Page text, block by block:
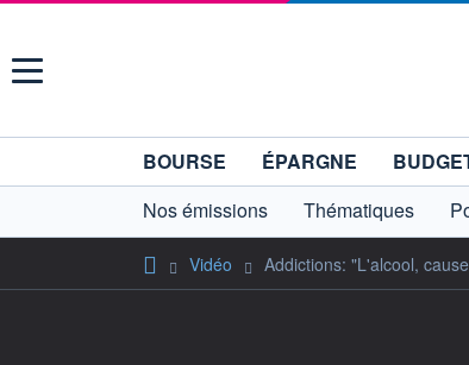
Menu
BOURSE ÉPARGNE
Nos émissions
Thématiques
Vidéo Addictions: "L'alcool,